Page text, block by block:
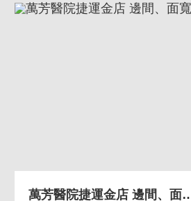
萬芳醫院捷運金店 邊間、